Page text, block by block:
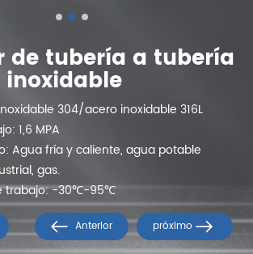
de tubería a tubería
304/acero inoxidable 316L
1,6 MPA
Agua fría y caliente, agua potable
gas.
trabajo: -30℃-95℃
próximo
Anterior